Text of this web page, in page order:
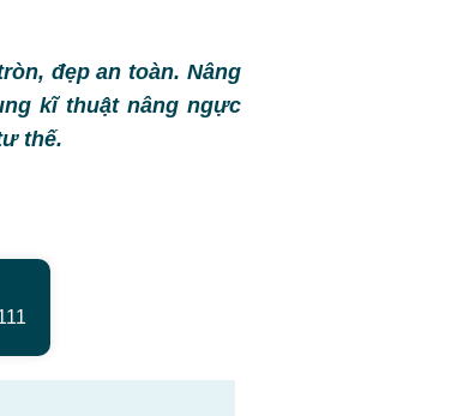
đẹp an toàn. Nâng
kĩ thuật nâng ngực
thế.